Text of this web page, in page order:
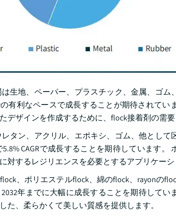
生地、ペーパー、プラスチック、金属、ゴム
有利なペースで成長することが期待されてい
ザインを作成するために、flock接着剤の需要
タン、アクリル、エポキシ、ゴム、他として
CAGRで成長することを期待しています
するレジリエンスを必要とするアプリケーシ
、ポリエステルflock、綿のflock、rayonの
年までに大幅に成長することを期待してい
、柔らかくて美しい質感を提供します。